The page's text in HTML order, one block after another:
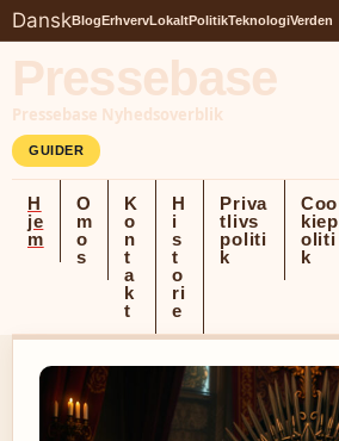
DanskBlogErhvervLokaltPolitikTeknologiVerden
Pressebase
Pressebase Nyhedsoverblik
GUIDER
H
je
m
O
m
o
s
K
o
n
t
a
k
t
H
i
s
t
o
ri
e
Priva
tlivs
politi
k
Coo
kiep
oliti
k